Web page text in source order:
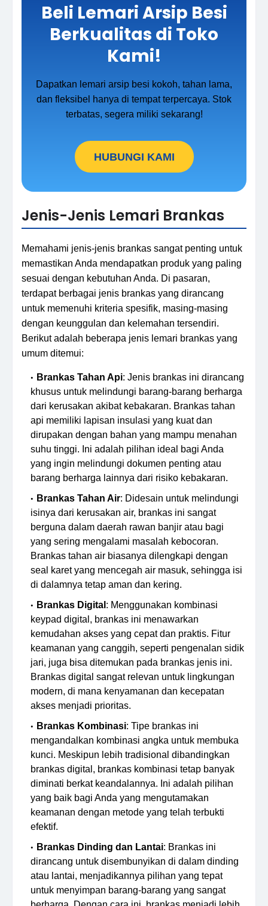
Beli Lemari Arsip Besi
Berkualitas di Toko
Kami!
Dapatkan lemari arsip besi kokoh, tahan lama,
dan fleksibel hanya di tempat terpercaya. Stok
terbatas, segera miliki sekarang!
HUBUNGI KAMI
Jenis-Jenis Lemari Brankas
Memahami jenis-jenis brankas sangat penting untuk
memastikan Anda mendapatkan produk yang paling
sesuai dengan kebutuhan Anda. Di pasaran,
terdapat berbagai jenis brankas yang dirancang
untuk memenuhi kriteria spesifik, masing-masing
dengan keunggulan dan kelemahan tersendiri.
Berikut adalah beberapa jenis lemari brankas yang
umum ditemui:
Brankas Tahan Api: Jenis brankas ini dirancang
khusus untuk melindungi barang-barang berharga
dari kerusakan akibat kebakaran. Brankas tahan
api memiliki lapisan insulasi yang kuat dan
dirupakan dengan bahan yang mampu menahan
suhu tinggi. Ini adalah pilihan ideal bagi Anda
yang ingin melindungi dokumen penting atau
barang berharga lainnya dari risiko kebakaran.
Brankas Tahan Air: Didesain untuk melindungi
isinya dari kerusakan air, brankas ini sangat
berguna dalam daerah rawan banjir atau bagi
yang sering mengalami masalah kebocoran.
Brankas tahan air biasanya dilengkapi dengan
seal karet yang mencegah air masuk, sehingga isi
di dalamnya tetap aman dan kering.
Brankas Digital : Menggunakan kombinasi
keypad digital, brankas ini menawarkan
kemudahan akses yang cepat dan praktis. Fitur
keamanan yang canggih, seperti pengenalan sidik
jari, juga bisa ditemukan pada brankas jenis ini.
Brankas digital sangat relevan untuk lingkungan
modern, di mana kenyamanan dan kecepatan
akses menjadi prioritas.
Brankas Kombinasi: Tipe brankas ini
mengandalkan kombinasi angka untuk membuka
kunci. Meskipun lebih tradisional dibandingkan
brankas digital, brankas kombinasi tetap banyak
diminati berkat keandalannya. Ini adalah pilihan
yang baik bagi Anda yang mengutamakan
keamanan dengan metode yang telah terbukti
efektif.
Brankas Dinding dan Lantai: Brankas ini
dirancang untuk disembunyikan di dalam dinding
atau lantai, menjadikannya pilihan yang tepat
untuk menyimpan barang-barang yang sangat